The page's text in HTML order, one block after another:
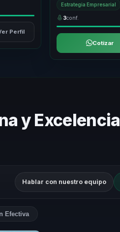
Perfil
Estrategia Empresarial
3conf.
Cotizar
y Excelencia
Hablar con nuestro equipo
Efectiva